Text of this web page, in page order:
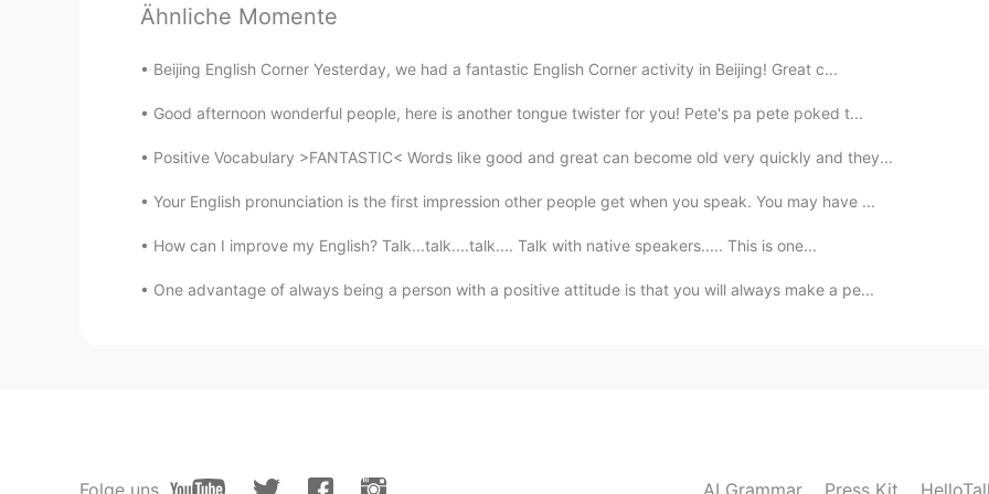
Ähnliche Momente
Beijing English Corner Yesterday, we had a fantastic English Corner activity in Beijing! Great c...
Good afternoon wonderful people, here is another tongue twister for you! Pete's pa pete poked t...
Positive Vocabulary >FANTASTIC< Words like good and great can become old very quickly and they...
Your English pronunciation is the first impression other people get when you speak. You may have ...
How can I improve my English? Talk...talk....talk.... Talk with native speakers..... This is one...
One advantage of always being a person with a positive attitude is that you will always make a pe...
Folge uns AI Grammar Press Kit